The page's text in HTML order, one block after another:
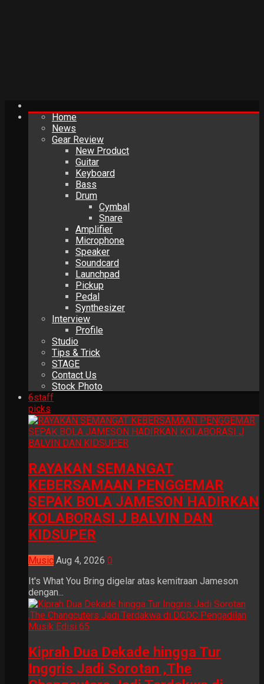
Home
News
Gear Review
New Product
Guitar
Keyboard
Bass
Drum
Cymbal
Snare
Amplifier
Microphone
Speaker
Soundcard
Launchpad
Pickup
Pedal
Synthesizer
Interview
Profile
Studio
Tips & Trick
STAGE
Contact Us
Stock Photo
6staff
picks
RAYAKAN SEMANGAT
KEBERSAMAAN PENGGEMAR
SEPAK BOLA JAMESON HADIRKAN
KOLABORASI J BALVIN DAN
KIDSUPER
Music Aug 4, 2026 0
It's What You Bring digelar atas kemitraan Jameson
dengan...
Kiprah Dua Dekade hingga Tur
Inggris Jadi Sorotan ,The